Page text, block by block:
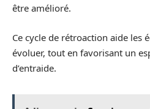
être amélioré.
Ce cycle de rétroaction aide les
évoluer, tout en favorisant un
d’entraide.